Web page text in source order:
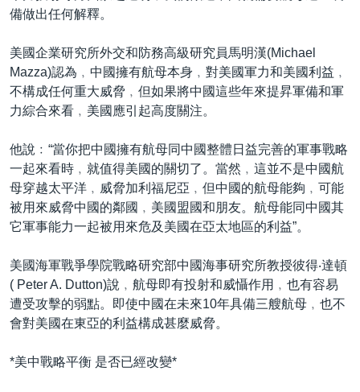
備做出任何解釋。
美國企業研究所外交和防務高級研究員馬明漢(Michael
Mazza)認為﹐中國擁有航母本身﹐對美國軍力和美國利益﹐
不構成任何重大威脅﹐但如果將中國這些年來提昇軍備和軍
力綜合來看﹐美國應引起高度關注。
他說﹕“當你把中國擁有航母同中國整體日益完善的軍事戰略
一起來看時﹐就值得美國的關切了。當然﹐這並不是中國航
母穿越太平洋﹐威脅加利福尼亞﹐但中國的航母能夠﹐可能
被用來威脅中國的鄰國﹐美國盟國和朋友。航母能同中國其
它軍事能力一起被用來危及美國在亞太地區的利益”。
美國海軍戰爭學院戰略研究部中國海事研究所教授彼得‧達頓
( Peter A. Dutton)說﹐航母即有投射和威懾作用﹐也有容易
遭受攻擊的弱點。即使中國在未來10年具備三艘航母﹐也不
會對美國在東亞的利益構成甚麼威脅。
*美中戰略平衡 是否已經改變*